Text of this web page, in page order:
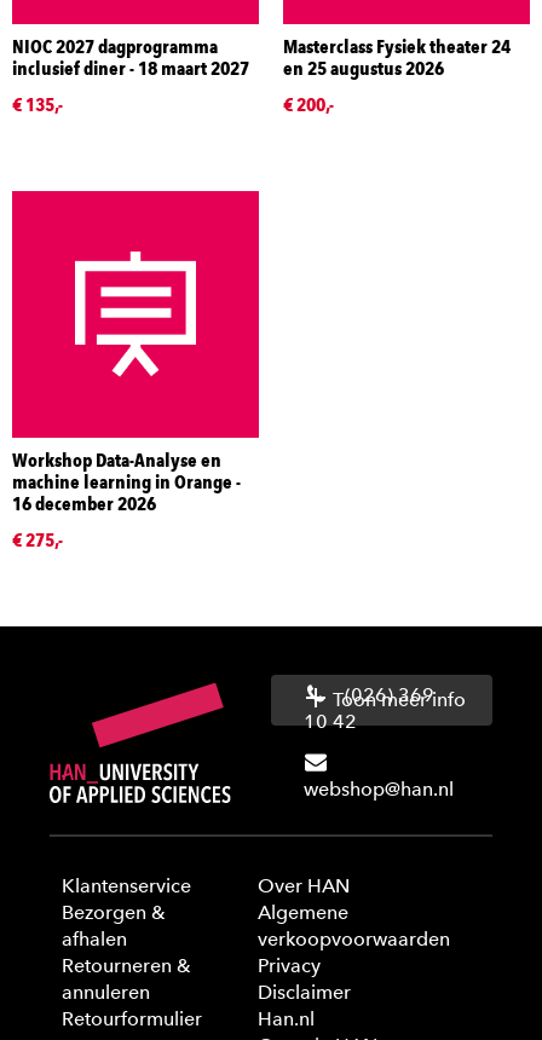
NIOC 2027 dagprogramma
inclusief diner - 18 maart 2027
€ 135,-
Masterclass Fysiek theater 24
en 25 augustus 2026
€ 200,-
Workshop Data-Analyse en
machine learning in Orange -
16 december 2026
€ 275,-
(026) 369
10 42
webshop@han.nl
Toon meer info
Klantenservice
Bezorgen &
afhalen
Retourneren &
annuleren
Retourformulier
Over HAN
Algemene
verkoopvoorwaarden
Privacy
Disclaimer
Han.nl